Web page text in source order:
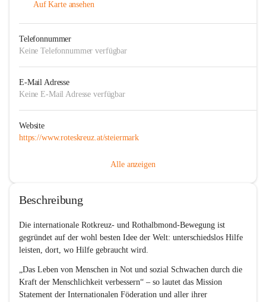
Auf Karte ansehen
Telefonnummer
Keine Telefonnummer verfügbar
E-Mail Adresse
Keine E-Mail Adresse verfügbar
Website
https://www.roteskreuz.at/steiermark
Alle anzeigen
Beschreibung
Die internationale Rotkreuz- und Rothalbmond-Bewegung ist
gegründet auf der wohl besten Idee der Welt: unterschiedslos Hilfe
leisten, dort, wo Hilfe gebraucht wird.
„Das Leben von Menschen in Not und sozial Schwachen durch die
Kraft der Menschlichkeit verbessern“ – so lautet das Mission
Statement der Internationalen Föderation und aller ihrer